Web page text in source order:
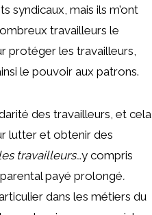
syndicaux, mais ils m’ont
travailleurs le
protéger les travailleurs,
le pouvoir aux patrons.
des travailleurs, et cela
lutter et obtenir des
travailleurs…y compris
payé prolongé.
dans les métiers du